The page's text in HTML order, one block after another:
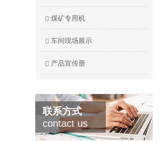
煤矿专用机
车间现场展示
产品宣传册
联系方式
contact us